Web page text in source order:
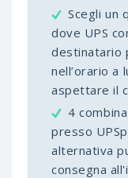
Scegli un
dove UPS
destinatario
nell’orario a
aspettare il
4
presso
alternativa
consegna